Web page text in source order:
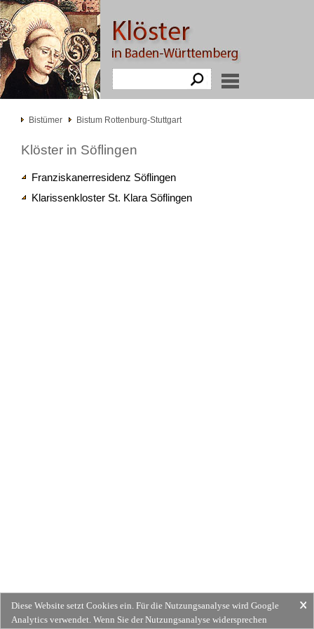
Bistümer Bistum Rottenburg-Stuttgart
Klöster in Söflingen
Franziskanerresidenz Söflingen
Klarissenkloster St. Klara Söflingen
Diese Website setzt Cookies ein. Für die Nutzungsanalyse wird Google
Analytics verwendet. Wenn Sie der Nutzungsanalyse widersprechen